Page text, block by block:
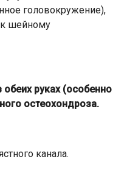
головокружение),
к шейному
руках (особенно
остеохондроза.
канала.